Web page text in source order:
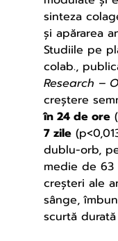
sinteza
și apărarea
Studiile pe
colab.,
Research –
creștere
în 24 de ore
7 zile
dublu-orb,
medie de
creșteri ale
sânge,
scurtă